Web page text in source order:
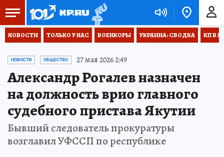
НОВОСТИ ТОЛЬКО У НАС ВОЕНКОРЫ УКРАИНА: СВОДКА КП В
НОВОСТИ ОБЩЕСТВО 27 мая 2026 2:49
Александр Рогалев назначен
на должность врио главного
судебного пристава Якутии
Бывший следователь прокуратуры
возглавил УФССП по республике